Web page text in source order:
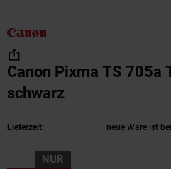
Canon Pixma TS
schwarz
Lieferzeit: neue Ware ist
NUR